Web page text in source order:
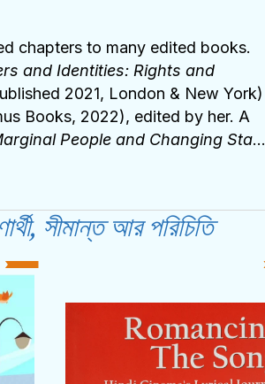
chapters to many edited books.
and Identities: Rights and
2021, London & New York)
Books, 2022), edited by her. A
People and Changing State
Nowak, Lauren Banko, and
সীমান্ত আর পরিচিতি